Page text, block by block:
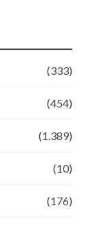
(333)
(454)
(1.389)
(10)
(176)